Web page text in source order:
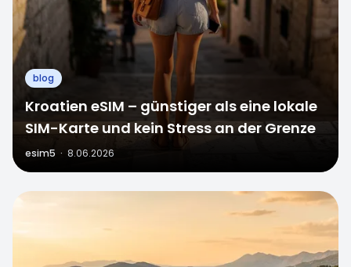
blog
Kroatien eSIM – günstiger als eine lokale
SIM-Karte und kein Stress an der Grenze
esim5 · 8.06.2026